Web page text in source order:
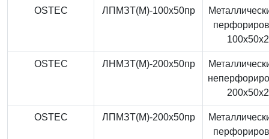
OSTEC ЛПМЗТ(М)-100x50пр
OSTEC ЛНМЗТ(М)-200x50пр
OSTEC ЛПМЗТ(М)-200x50пр